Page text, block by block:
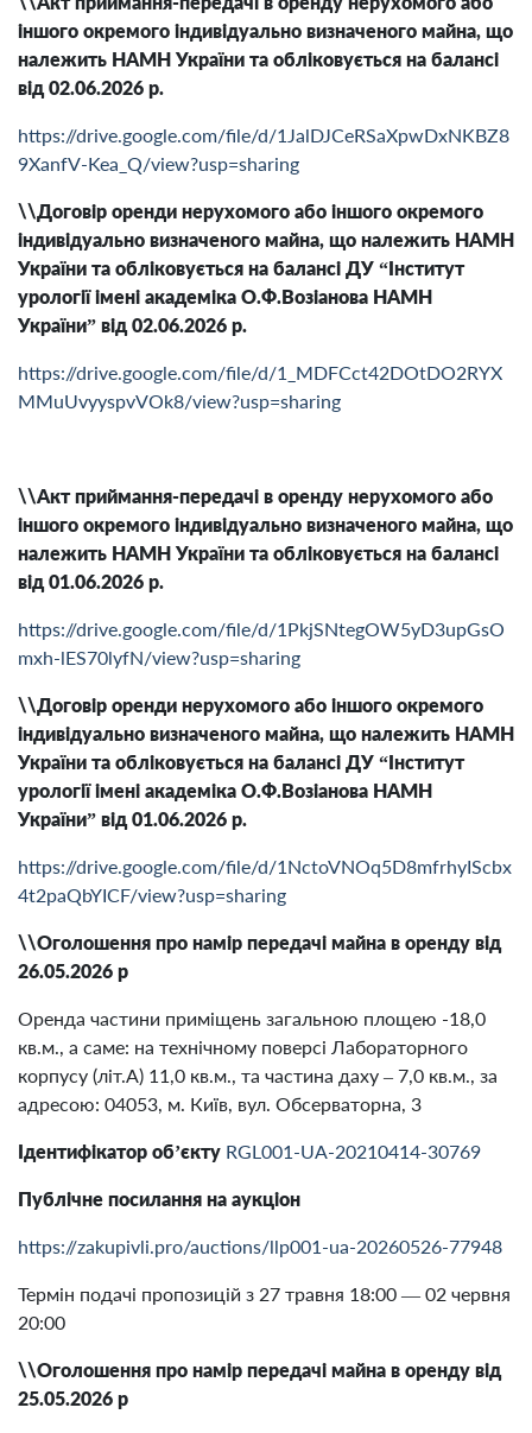
іншого окремого індивідуально визначеного майна, що
належить НАМН України та обліковується на балансі
від 02.06.2026 р.
https://drive.google.com/file/d/1JalDJCeRSaXpwDxNKBZ8
9XanfV-Kea_Q/view?usp=sharing
\\Договір оренди нерухомого або іншого окремого
індивідуально визначеного майна, що належить НАМН
України та обліковується на балансі ДУ “Інститут
урології імені академіка О.Ф.Возіанова НАМН
України” від 02.06.2026 р.
https://drive.google.com/file/d/1_MDFCct42DOtDO2RYX
MMuUvyyspvVOk8/view?usp=sharing
\\Акт приймання-передачі в оренду нерухомого або
іншого окремого індивідуально визначеного майна, що
належить НАМН України та обліковується на балансі
від 01.06.2026 р.
https://drive.google.com/file/d/1PkjSNtegOW5yD3upGsO
mxh-lES70lyfN/view?usp=sharing
\\Договір оренди нерухомого або іншого окремого
індивідуально визначеного майна, що належить НАМН
України та обліковується на балансі ДУ “Інститут
урології імені академіка О.Ф.Возіанова НАМН
України” від 01.06.2026 р.
https://drive.google.com/file/d/1NctoVNOq5D8mfrhyIScbx
4t2paQbYICF/view?usp=sharing
\\Оголошення про намір передачі майна в оренду від
26.05.2026 р
Оренда частини примiщень загальною площею -18,0
кв.м., а саме: на технiчному поверсi Лабораторного
корпусу (лiт.А) 11,0 кв.м., та частина даху – 7,0 кв.м., за
адресою: 04053, м. Київ, вул. Обсерваторна, 3
Ідентифікатор об’єкту RGL001-UA-20210414-30769
Публічне посилання на аукціон
https://zakupivli.pro/auctions/llp001-ua-20260526-77948
Термін подачі пропозицій з 27 травня 18:00 — 02 червня
20:00
\\Оголошення про намір передачі майна в оренду від
25.05.2026 р